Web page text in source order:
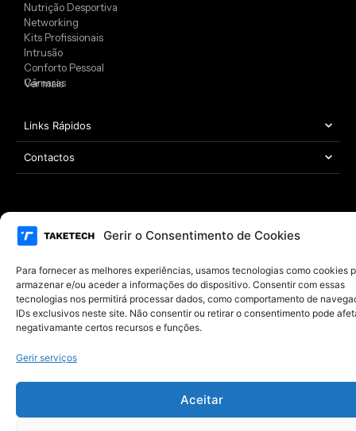
Gerir o Consentimento de Cookies
Para fornecer as melhores experiências, usamos tecnologias como cookies
armazenar e/ou aceder a informações do dispositivo. Consentir com essas
tecnologias nos permitirá processar dados, como comportamento de
IDs exclusivos neste site. Não consentir ou retirar o consentimento pode
negativamante certos recursos e funções.
Gerir serviços
Aceitar
Nutrição Desportiva
Networking
Kits Profissionais
Intrusão
Conforto Pessoal
Câmaras
Ver mais
Links Rápidos
Contactos
Copyright © 2021 – 2026 TAKETECH | Todos os direitos reservados